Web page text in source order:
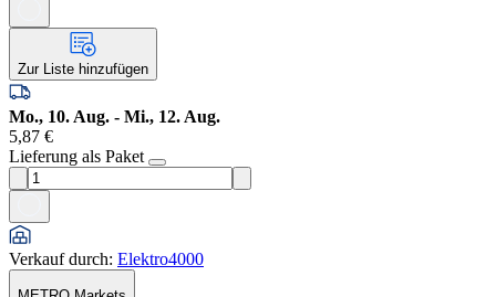
Zur Liste hinzufügen
Mo., 10. Aug. - Mi., 12. Aug.
5,87 €
Lieferung als Paket
Verkauf durch: Elektro4000